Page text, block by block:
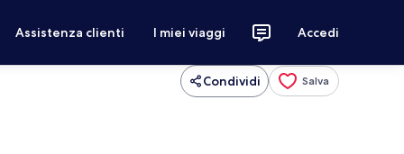
Assistenza clienti I miei viaggi Accedi
Condividi Salva